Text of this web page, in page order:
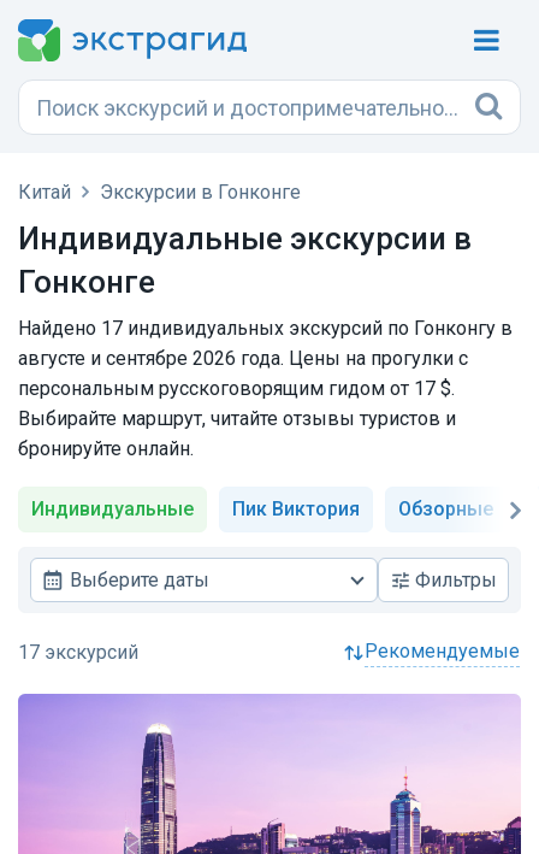
Китай Экскурсии в Гонконге
Индивидуальные экскурсии в
Гонконге
Найдено 17 индивидуальных экскурсий по Гонконгу в
августе и сентябре 2026 года. Цены на прогулки с
персональным русскоговорящим гидом от 17 $.
Выбирайте маршрут, читайте отзывы туристов и
бронируйте онлайн.
Индивидуальные Пик Виктория Обзорные
Выберите даты Фильтры
рекомендуемые